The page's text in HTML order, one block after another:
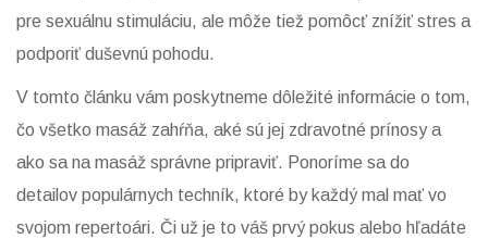
pre sexuálnu stimuláciu, ale môže tiež pomôcť znížiť stres a
podporiť duševnú pohodu.
V tomto článku vám poskytneme dôležité informácie o tom,
čo všetko masáž zahŕňa, aké sú jej zdravotné prínosy a
ako sa na masáž správne pripraviť. Ponoríme sa do
detailov populárnych techník, ktoré by každý mal mať vo
svojom repertoári. Či už je to váš prvý pokus alebo hľadáte